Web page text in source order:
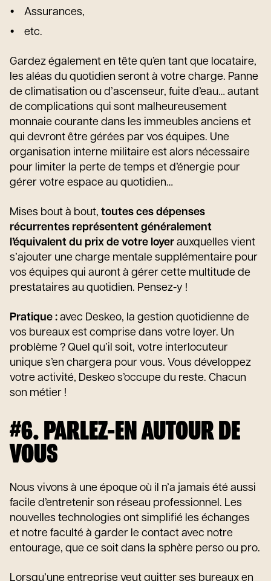
Assurances,
etc.
Gardez également en tête qu’en tant que locataire,
les aléas du quotidien seront à votre charge. Panne
de climatisation ou d’ascenseur, fuite d’eau… autant
de complications qui sont malheureusement
monnaie courante dans les immeubles anciens et
qui devront être gérées par vos équipes. Une
organisation interne militaire est alors nécessaire
pour limiter la perte de temps et d’énergie pour
gérer votre espace au quotidien…
Mises bout à bout, toutes ces dépenses
récurrentes représentent généralement
l’équivalent du prix de votre loyer auxquelles vient
s’ajouter une charge mentale supplémentaire pour
vos équipes qui auront à gérer cette multitude de
prestataires au quotidien. Pensez-y !
Pratique : avec Deskeo, la gestion quotidienne de
vos bureaux est comprise dans votre loyer. Un
problème ? Quel qu’il soit, votre interlocuteur
unique s’en chargera pour vous. Vous développez
votre activité, Deskeo s’occupe du reste. Chacun
son métier !
#6. PARLEZ-EN AUTOUR DE
VOUS
Nous vivons à une époque où il n’a jamais été aussi
facile d’entretenir son réseau professionnel. Les
nouvelles technologies ont simplifié les échanges
et notre faculté à garder le contact avec notre
entourage, que ce soit dans la sphère perso ou pro.
Lorsqu’une entreprise veut quitter ses bureaux en